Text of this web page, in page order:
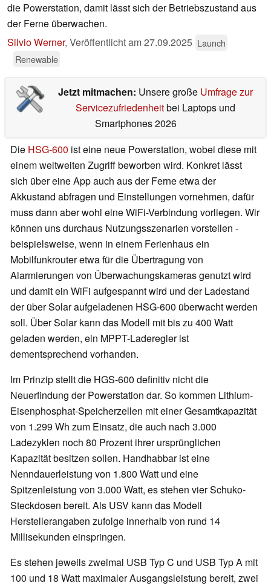
die Powerstation, damit lässt sich der Betriebszustand aus
der Ferne überwachen.
Silvio Werner, Veröffentlicht am27.09.2025 Launch
Renewable
Jetzt mitmachen: Unsere große Umfrage zur
Servicezufriedenheitbei Laptops und
Smartphones 2026
Die HSG-600 ist eine neue Powerstation, wobei diese mit
einem weltweiten Zugriff beworben wird. Konkret lässt
sich über eine App auch aus der Ferne etwa der
Akkustand abfragen und Einstellungen vornehmen, dafür
muss dann aber wohl eine WiFi-Verbindung vorliegen. Wir
können uns durchaus Nutzungsszenarien vorstellen -
beispielsweise, wenn in einem Ferienhaus ein
Mobilfunkrouter etwa für die Übertragung von
Alarmierungen von Überwachungskameras genutzt wird
und damit ein WiFi aufgespannt wird und der Ladestand
der über Solar aufgeladenen HSG-600 überwacht werden
soll. Über Solar kann das Modell mit bis zu 400 Watt
geladen werden, ein MPPT-Laderegler ist
dementsprechend vorhanden.
Im Prinzip stellt die HGS-600 definitiv nicht die
Neuerfindung der Powerstation dar. So kommen Lithium-
Eisenphosphat-Speicherzellen mit einer Gesamtkapazität
von 1.299 Wh zum Einsatz, die auch nach 3.000
Ladezyklen noch 80 Prozent ihrer ursprünglichen
Kapazität besitzen sollen. Handhabbar ist eine
Nenndauerleistung von 1.800 Watt und eine
Spitzenleistung von 3.000 Watt, es stehen vier Schuko-
Steckdosen bereit. Als USV kann das Modell
Herstellerangaben zufolge innerhalb von rund 14
Millisekunden einspringen.
Es stehen jeweils zweimal USB Typ C und USB Typ A mit
100 und 18 Watt maximaler Ausgangsleistung bereit, zwei